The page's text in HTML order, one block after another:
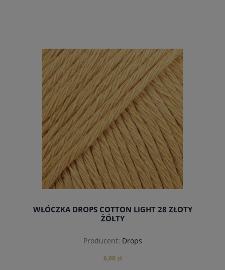
do koszyka
WŁÓCZKA DROPS COTTON LIGHT 28 ZŁOTY
ŻÓŁTY
Producent: Drops
6,00 zł